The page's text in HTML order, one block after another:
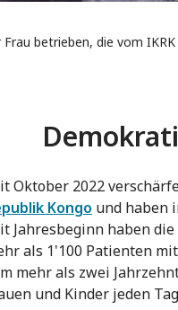
betrieben, die vom
Oktober 2022
Kongo und haben
Jahresbeginn haben
als 1'100 Patienten
mehr als zwei
und Kinder jeden